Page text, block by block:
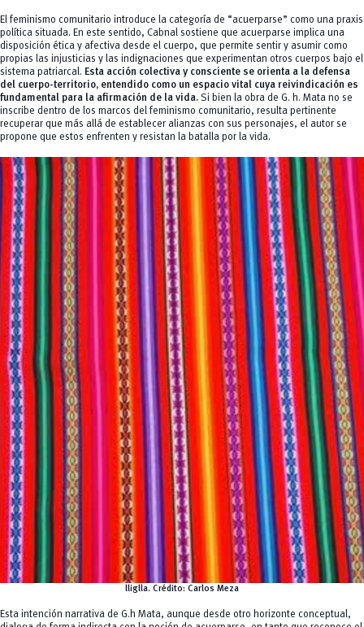
El feminismo comunitario introduce la categoría de “acuerparse” como una praxis
política situada. En este sentido, Cabnal sostiene que acuerparse implica una
disposición ética y afectiva desde el cuerpo, que permite sentir y asumir como
propias las injusticias y las indignaciones que experimentan otros cuerpos bajo el
sistema patriarcal. Esta acción colectiva y consciente se orienta a la defensa
del cuerpo-territorio, entendido como un espacio vital cuya reivindicación es
fundamental para la afirmación de la vida. Si bien la obra de G. h. Mata no se
inscribe dentro de los marcos del feminismo comunitario, resulta pertinente
recuperar que más allá de establecer alianzas con sus personajes, el autor se
propone que estos enfrenten y resistan la batalla por la vida.
lliglla. Crédito: Carlos Meza
Esta intención narrativa de G.h Mata, aunque desde otro horizonte conceptual,